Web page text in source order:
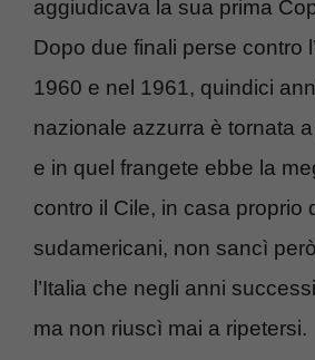
aggiudicava la sua prima
Dopo due finali perse contro
1960 e nel 1961, quindici
nazionale azzurra è tornata
e in quel frangete ebbe la
contro il Cile, in casa proprio
sudamericani, non sancì
l’Italia che negli anni
ma non riuscì mai a ripetersi.